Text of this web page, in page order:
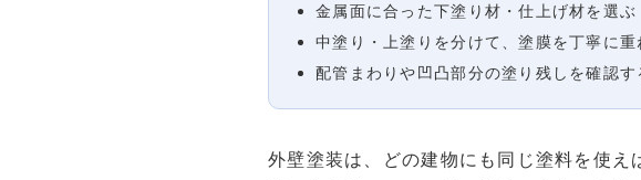
金属面に合った下塗り材・仕上げ材を選ぶ
中塗り・上塗りを分けて、塗膜を丁寧に重
配管まわりや凹凸部分の塗り残しを確認す
外壁塗装は、どの建物にも同じ塗料を使